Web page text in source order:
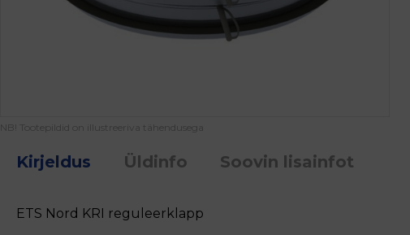
NB! Tootepildid on illustreeriva tähendusega
Kirjeldus Üldinfo Soovin lisainfot
ETS Nord KRI reguleerklapp